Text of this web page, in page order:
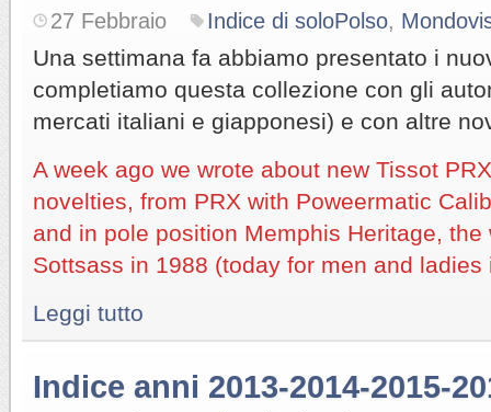
27 Febbraio Indice di soloPolso,
Una settimana fa abbiamo presentato i
completiamo questa collezione con gli
mercati italiani e giapponesi) e con altre
A week ago we wrote about new Tissot
novelties, from PRX with Poweermatic
and in pole position Memphis Heritage,
Sottsass in 1988 (today for men and
Leggi tutto
Indice anni 2013-2014-2015-